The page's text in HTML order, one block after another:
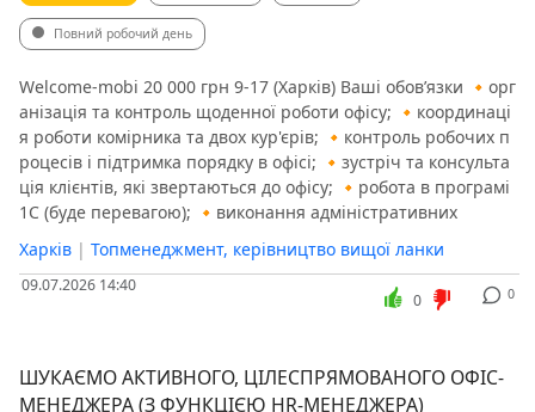
Повний робочий день
Welcome-mobi 20 000 грн 9-17 (Харків) Ваші обов’язки 🔸орг
анізація та контроль щоденної роботи офісу; 🔸координаці
я роботи комірника та двох кур'єрів; 🔸контроль робочих п
роцесів і підтримка порядку в офісі; 🔸зустріч та консульта
ція клієнтів, які звертаються до офісу; 🔸робота в програмі
1С (буде перевагою); 🔸виконання адміністративних
Харків | Топменеджмент, керівництво вищої ланки
09.07.2026 14:40 0
0
ШУКАЄМО АКТИВНОГО, ЦІЛЕСПРЯМОВАНОГО ОФІС-
МЕНЕДЖЕРА (З ФУНКЦІЄЮ HR-МЕНЕДЖЕРА)